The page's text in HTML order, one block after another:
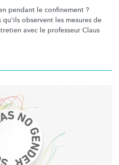
pendant le confinement ?
observent les mesures de
avec le professeur Claus